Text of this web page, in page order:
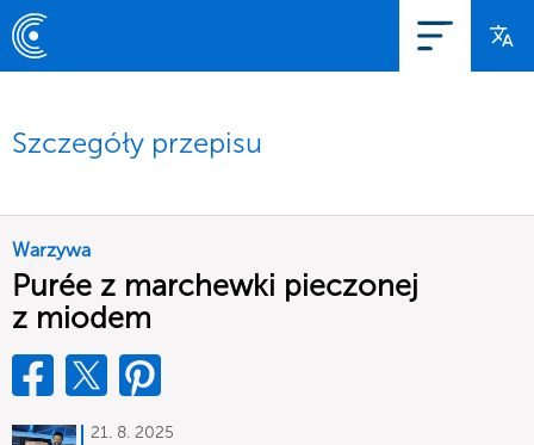
Szczegóły przepisu
Warzywa
Purée z marchewki pieczonej
z miodem
21. 8. 2025